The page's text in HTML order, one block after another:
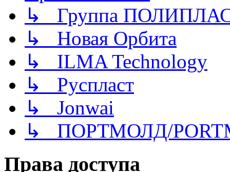
↳ Группа
↳ Новая Орбита
↳ ILMA Technology
↳ Руспласт
↳ Jonwai
↳ ПОРТМОЛД/
Права доступа